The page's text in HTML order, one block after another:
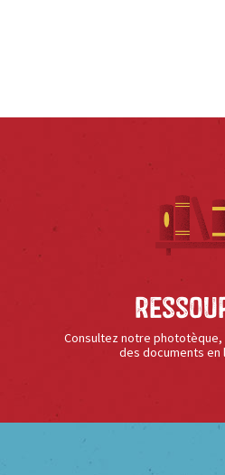
Consultez notre
des documents en